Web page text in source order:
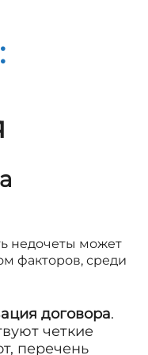
недочеты может
факторов, среди
договора.
четкие
перечень